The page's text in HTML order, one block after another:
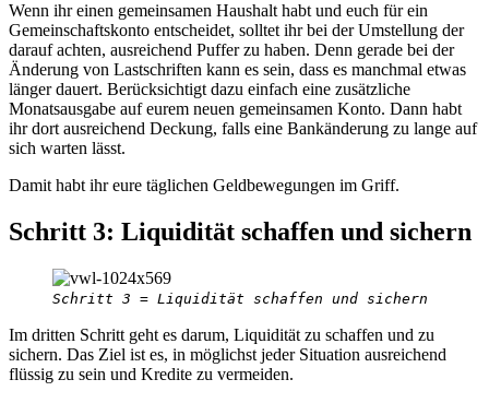
Wenn ihr einen gemeinsamen Haushalt habt und euch für ein
Gemeinschaftskonto entscheidet, solltet ihr bei der Umstellung der
darauf achten, ausreichend Puffer zu haben. Denn gerade bei der
Änderung von Lastschriften kann es sein, dass es manchmal etwas
länger dauert. Berücksichtigt dazu einfach eine zusätzliche
Monatsausgabe auf eurem neuen gemeinsamen Konto. Dann habt
ihr dort ausreichend Deckung, falls eine Bankänderung zu lange auf
sich warten lässt.
Damit habt ihr eure täglichen Geldbewegungen im Griff.
Schritt 3: Liquidität schaffen und sichern
Schritt 3 = Liquidität schaffen und sichern
Im dritten Schritt geht es darum, Liquidität zu schaffen und zu
sichern. Das Ziel ist es, in möglichst jeder Situation ausreichend
flüssig zu sein und Kredite zu vermeiden.